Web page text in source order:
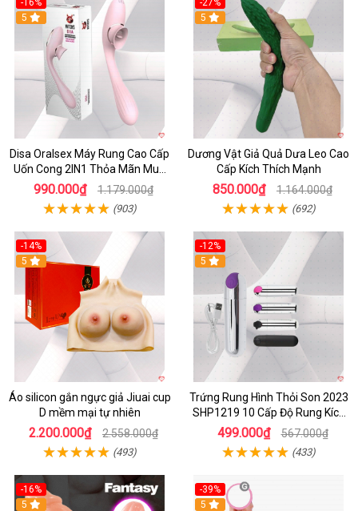
-16%
5
Disa Oralsex Máy Rung Cao Cấp
Uốn Cong 2IN1 Thỏa Mãn Mua
Ngay
990.000₫ 1.179.000₫
(903)
-27%
5
Dương Vật Giả Quả Dưa Leo Cao
Cấp Kích Thích Mạnh
850.000₫ 1.164.000₫
(692)
-14%
5
Áo silicon gắn ngực giả Jiuai cup
D mềm mại tự nhiên
2.200.000₫ 2.558.000₫
(493)
-12%
5
Trứng Rung Hình Thỏi Son 2023
SHP1219 10 Cấp Độ Rung Kích
Thích
499.000₫ 567.000₫
(433)
-16%
5
-39%
5